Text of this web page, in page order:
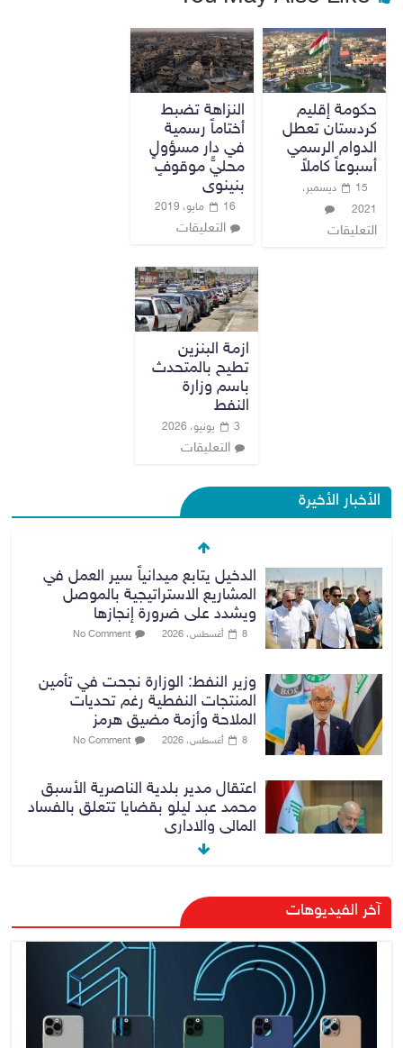
حكومة إقليم
كردستان تعطل
الدوام الرسمي
أسبوعاً كاملاً
15 ديسمبر،
2021
التعليقات
النزاهة تضبط
أختاماً رسمية
في دار مسؤولٍ
محليٍّ موقوفٍ
بنينوى
16 مايو، 2019
التعليقات
ازمة البنزين
تطيح بالمتحدث
باسم وزارة
النفط
3 يونيو، 2026
التعليقات
الأخبار الأخيرة
الدخيل يتابع ميدانياً سير العمل في
المشاريع الاستراتيجية بالموصل
ويشدد على ضرورة إنجازها
8 أغسطس، 2026 No Comment
وزير النفط: الوزارة نجحت في تأمين
المنتجات النفطية رغم تحديات
الملاحة وأزمة مضيق هرمز
8 أغسطس، 2026 No Comment
اعتقال مدير بلدية الناصرية الأسبق
محمد عبد ليلو بقضايا تتعلق بالفساد
المالي والاداري
النزاهة تنفي مداهمة منزل شقيق
رئيس وزراء سابق في الكاظمية
رئيس حكومة إقليم كردستان مسرور
بارزاني ينفي ما يشاع عن وجود
عسكري أمريكي في بعض قواعد
آخر الفيديوهات